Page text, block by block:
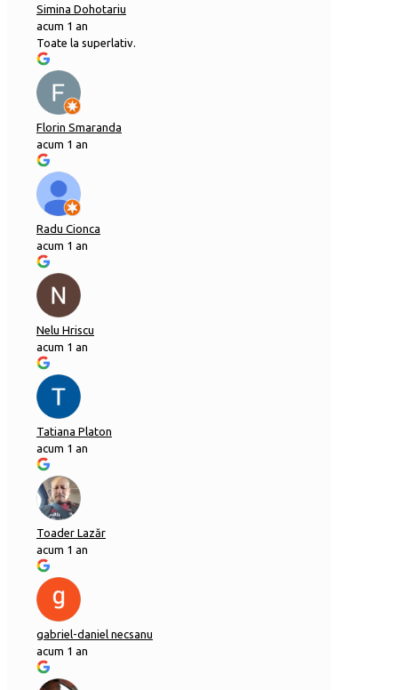
Simina Dohotariu
acum 1 an
Toate la superlativ.
Florin Smaranda
acum 1 an
Radu Cionca
acum 1 an
Nelu Hriscu
acum 1 an
Tatiana Platon
acum 1 an
Toader Lazăr
acum 1 an
gabriel-daniel necsanu
acum 1 an